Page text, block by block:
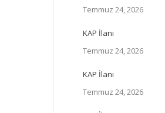
Temmuz 24, 2026
KAP İlanı
Temmuz 24, 2026
KAP İlanı
Temmuz 24, 2026